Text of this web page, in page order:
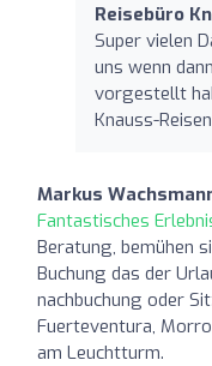
Reisebüro
Super vielen
uns wenn
vorgestellt
Knauss-Reisen
Markus
Fantastisches
Beratung, bemühen
Buchung das der
nachbuchung oder
Fuerteventura,
am Leuchtturm.